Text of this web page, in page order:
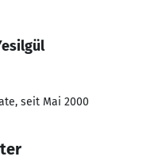
seit Mai 2000